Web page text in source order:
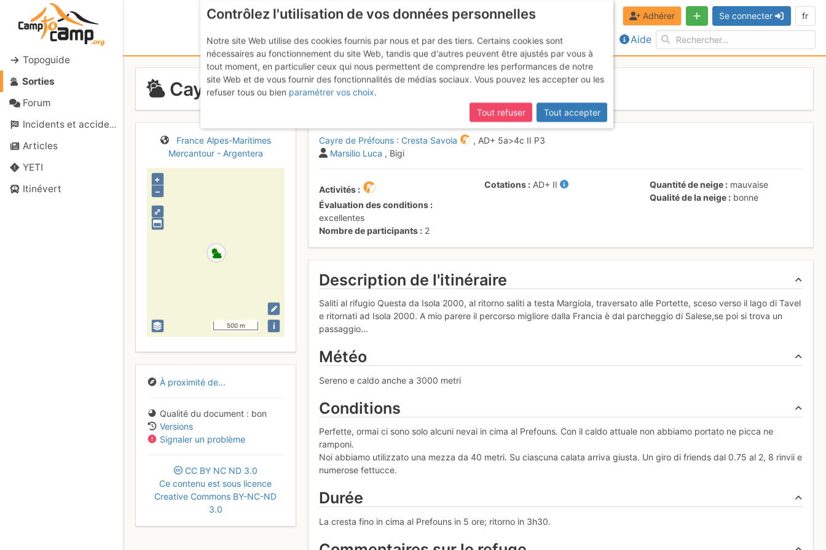
Topoguide
Sorties
Forum
Incidents et accidents
Articles
YETI
Itinévert
Aide
Adhérer Se connecter fr
Cayre du Préfouns : Cresta Savoia
France Alpes-Maritimes
Mercantour - Argentera
⤢
+
–
500 m i
À proximité de...
Qualité du document
bon
Versions
Signaler un problème
CC BY NC ND 3.0
Ce contenu est sous licence
Creative Commons BY-NC-ND
3.0
Cayre de Préfouns : Cresta Savoia , AD+ 5a>4c II P3
Marsilio Luca , Bigi
Activités
Évaluation des conditions
excellentes
Nombre de participants
2
Cotations AD+ II Quantité de neige
mauvaise
Qualité de la neige
bonne
Description de l'itinéraire
Saliti al rifugio Questa da Isola 2000, al ritorno saliti a testa Margiola, traversato alle Portette, sceso verso il lago di Tavel
e ritornati ad Isola 2000. A mio parere il percorso migliore dalla Francia è dal parcheggio di Salese,se poi si trova un
passaggio...
Météo
Sereno e caldo anche a 3000 metri
Conditions
Perfette, ormai ci sono solo alcuni nevai in cima al Prefouns. Con il caldo attuale non abbiamo portato ne picca ne
ramponi.
Noi abbiamo utilizzato una mezza da 40 metri. Su ciascuna calata arriva giusta. Un giro di friends dal 0.75 al 2, 8 rinvii e
numerose fettucce.
Durée
La cresta fino in cima al Prefouns in 5 ore; ritorno in 3h30.
Contrôlez l'utilisation de vos données personnelles
Notre site Web utilise des cookies fournis par nous et par des tiers. Certains cookies sont
nécessaires au fonctionnement du site Web, tandis que d'autres peuvent être ajustés par vous à
tout moment, en particulier ceux qui nous permettent de comprendre les performances de notre
site Web et de vous fournir des fonctionnalités de médias sociaux. Vous pouvez les accepter ou les
refuser tous ou bien paramétrer vos choix.
Tout refuser
Tout accepter